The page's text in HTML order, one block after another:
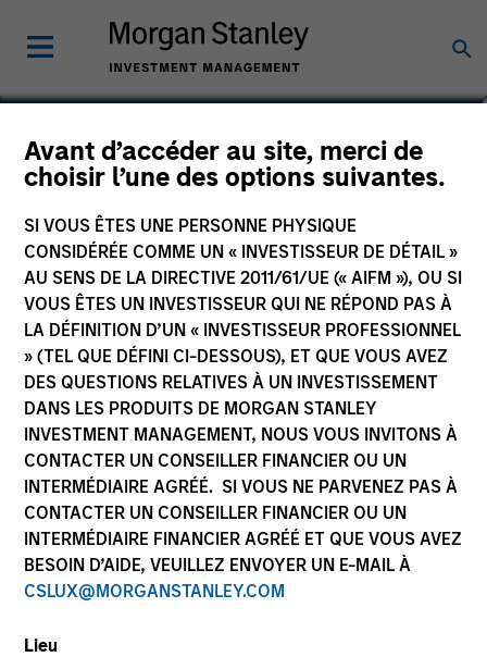
Avant d’accéder au site, merci de
choisir l’une des options suivantes.
SI VOUS ÊTES UNE PERSONNE PHYSIQUE
CONSIDÉRÉE COMME UN « INVESTISSEUR DE DÉTAIL »
AU SENS DE LA DIRECTIVE 2011/61/UE (« AIFM »), OU SI
VOUS ÊTES UN INVESTISSEUR QUI NE RÉPOND PAS À
LA DÉFINITION D’UN « INVESTISSEUR PROFESSIONNEL
» (TEL QUE DÉFINI CI-DESSOUS), ET QUE VOUS AVEZ
DES QUESTIONS RELATIVES À UN INVESTISSEMENT
DANS LES PRODUITS DE MORGAN STANLEY
INVESTMENT MANAGEMENT, NOUS VOUS INVITONS À
CONTACTER UN CONSEILLER FINANCIER OU UN
INTERMÉDIAIRE AGRÉÉ. SI VOUS NE PARVENEZ PAS À
CONTACTER UN CONSEILLER FINANCIER OU UN
INTERMÉDIAIRE FINANCIER AGRÉÉ ET QUE VOUS AVEZ
BESOIN D’AIDE, VEUILLEZ ENVOYER UN E-MAIL À
CSLUX@MORGANSTANLEY.COM
Lieu
Mihir Shah
Vice President